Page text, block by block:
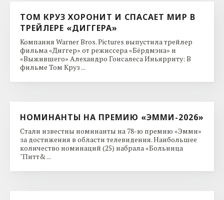
ТОМ КРУЗ ХОРОНИТ И СПАСАЕТ МИР В
ТРЕЙЛЕРЕ «ДИГГЕРА»
Компания Warner Bros. Pictures выпустила трейлер
фильма «Диггер» от режиссера «Бёрдмэна» и
«Выжившего» Алехандро Гонсалеса Иньярриту: В
фильме Том Круз ...
НОМИНАНТЫ НА ПРЕМИЮ «ЭММИ-2026»
Стали известны номинанты на 78-ю премию «Эмми»
за достижения в области телевидения. Наибольшее
количество номинаций (25) набрала «Больница
"Питт& ...